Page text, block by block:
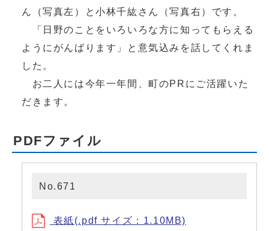
ん（写真左）と小林千紘さん（写真右）です。
「日野のことをいろいろな方に知ってもらえる
ようにがんばります」と意気込みを話してくれま
した。
お二人には今年一年間、町のPRにご活躍いた
だきます。
PDFファイル
No.671
表紙(.pdf サイズ：1.10MB)